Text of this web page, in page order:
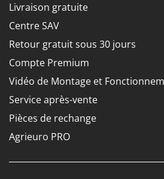
Livraison gratuite
Centre SAV
Retour gratuit sous 30 jours
Compte Premium
Vidéo de Montage et
Service après-vente
Pièces de rechange
Agrieuro PRO